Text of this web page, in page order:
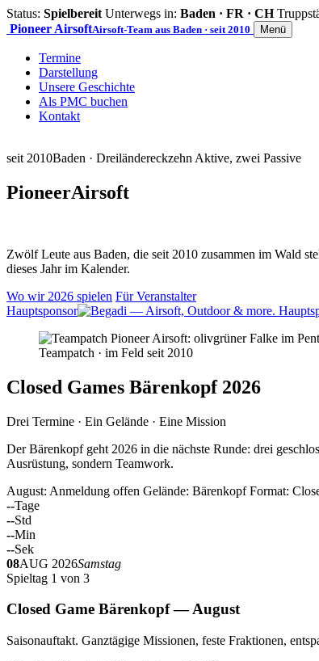
Status: Spielbereit Unterwegs in: Baden · FR · CH
Pioneer AirsoftAirsoft-Team aus Baden · seit 2010 Menü
Termine
Darstellung
Unsere Geschichte
Als PMC buchen
Kontakt
seit 2010Baden · Dreiländereckzehn Aktive, zwei Passive
PioneerAirsoft
Zwölf Leute aus Baden, die seit 2010 zusammen im Wald
dieses Jahr im Kalender.
Wo wir 2026 spielen Für Veranstalter
Hauptsponsor
Teampatch · im Feld seit 2010
Closed Games Bärenkopf 2026
Drei Termine · Ein Gelände · Eine Mission
Der Bärenkopf geht 2026 in die nächste Runde: drei
Ausrüstung, sondern Teamwork.
August: Anmeldung offen Gelände: Bärenkopf Format:
--Tage
--Std
--Min
--Sek
08AUG 2026Samstag
Spieltag 1 von 3
Closed Game Bärenkopf — August
Saisonauftakt. Ganztägige Missionen, feste Fraktionen,